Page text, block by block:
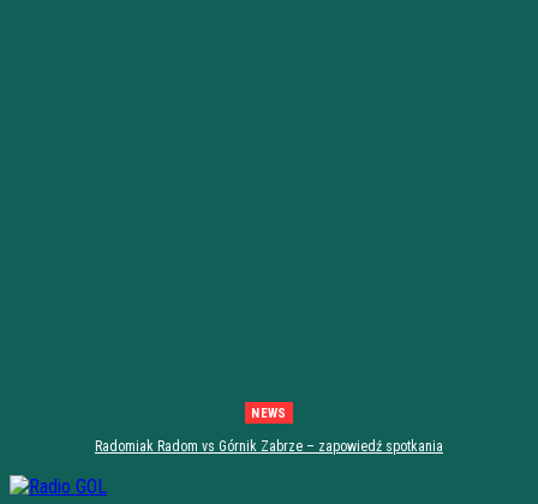
NEWS
Radomiak Radom vs Górnik Zabrze – zapowiedź spotkania